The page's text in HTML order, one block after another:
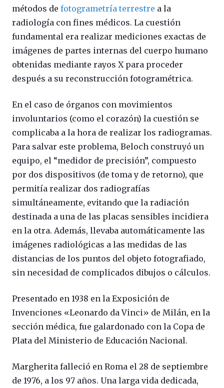
métodos de fotogrametría terrestre a la
radiología con fines médicos. La cuestión
fundamental era realizar mediciones exactas de
imágenes de partes internas del cuerpo humano
obtenidas mediante rayos X para proceder
después a su reconstrucción fotogramétrica.
En el caso de órganos con movimientos
involuntarios (como el corazón) la cuestión se
complicaba a la hora de realizar los radiogramas.
Para salvar este problema, Beloch construyó un
equipo, el “medidor de precisión”, compuesto
por dos dispositivos (de toma y de retorno), que
permitía realizar dos radiografías
simultáneamente, evitando que la radiación
destinada a una de las placas sensibles incidiera
en la otra. Además, llevaba automáticamente las
imágenes radiológicas a las medidas de las
distancias de los puntos del objeto fotografiado,
sin necesidad de complicados dibujos o cálculos.
Presentado en 1938 en la Exposición de
Invenciones «Leonardo da Vinci» de Milán, en la
sección médica, fue galardonado con la Copa de
Plata del Ministerio de Educación Nacional.
Margherita falleció en Roma el 28 de septiembre
de 1976, a los 97 años. Una larga vida dedicada,